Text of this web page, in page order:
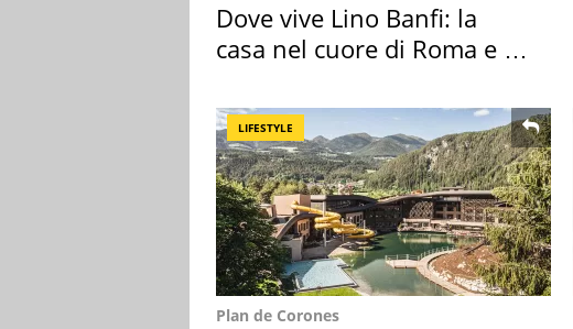
Dove vive Lino Banfi: la
casa nel cuore di Roma e i
LIFESTYLE
Plan de Corones